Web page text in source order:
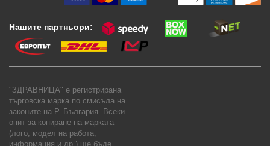
Нашите партньори:
"ЗДРАВНИЦА" е регистрирана
търговска марка по смисъла на
законите на Р. България. Всеки
опит за копиране на марката
(лого, модел на работа,
информация и др.) ще бъде